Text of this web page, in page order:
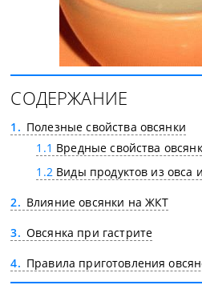
СОДЕРЖАНИЕ
1
Полезные свойства овсянки
1.1 Вредные свойства
1.2Виды продуктов из овса
2
Влияние овсянки на ЖКТ
3
Овсянка при гастрите
4
Правила приготовления